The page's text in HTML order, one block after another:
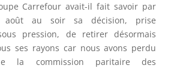
Carrefour avait-il fait savoir par
au soir sa décision, prise
pression, de retirer désormais
ses rayons car nous avons perdu
la commission paritaire des